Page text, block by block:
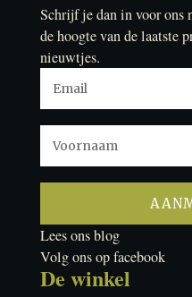
Schrijf je dan in voor ons
de hoogte van de laatste
nieuwtjes.
Lees ons blog
Volg ons op facebook
De winkel